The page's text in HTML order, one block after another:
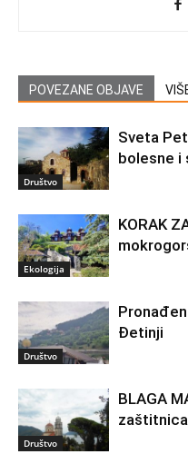
POVEZANE OBJAVE
Društvo
Sveta
bolesne i
Ekologija
KORAK
Društvo
Đetinji
Društvo
BLAGA